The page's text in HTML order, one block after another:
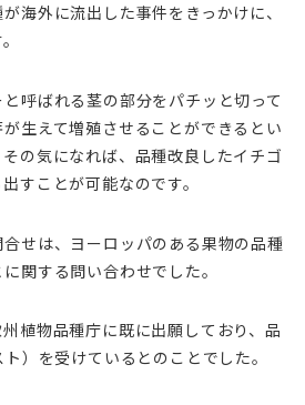
海外に流出した事件をきっかけに、
呼ばれる茎の部分をパチッと切って
生えて増殖させることができるとい
の気になれば、品種改良したイチゴ
すことが可能なのです。
せは、ヨーロッパのある果物の品種
関する問い合わせでした。
植物品種庁に既に出願しており、品
）を受けているとのことでした。